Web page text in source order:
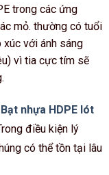
trong các ứng
mỏ. thường có tuổi
với ánh sáng
vì tia cực tím sẽ
Bạt nhựa HDPE lót
điều kiện lý
có thể tồn tại lâu